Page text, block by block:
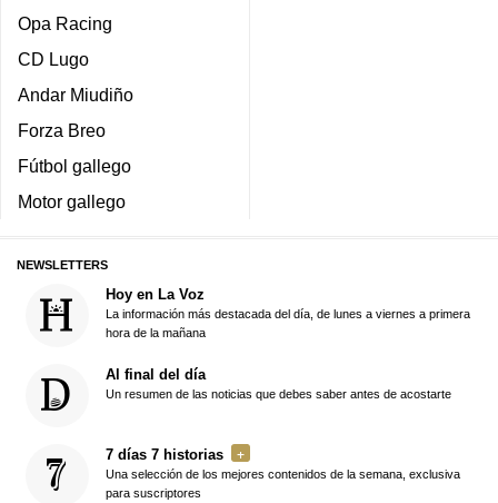
Opa Racing
CD Lugo
Andar Miudiño
Forza Breo
Fútbol gallego
Motor gallego
NEWSLETTERS
Hoy en La Voz
La información más destacada del día, de lunes a viernes a primera
hora de la mañana
Al final del día
Un resumen de las noticias que debes saber antes de acostarte
7 días 7 historias
Una selección de los mejores contenidos de la semana, exclusiva
para suscriptores